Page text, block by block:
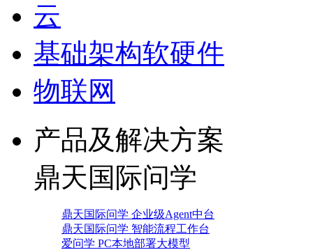
云
基础架构软硬件
物联网
产品及解决方案
鼎天国际问学
鼎天国际问学 企业级Agent中台
鼎天国际问学 智能流程工作台
爱问学 PC本地部署大模型